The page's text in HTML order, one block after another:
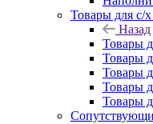
Товары для с/
Назад
Товары
Товары
Товары
Товары
Товары